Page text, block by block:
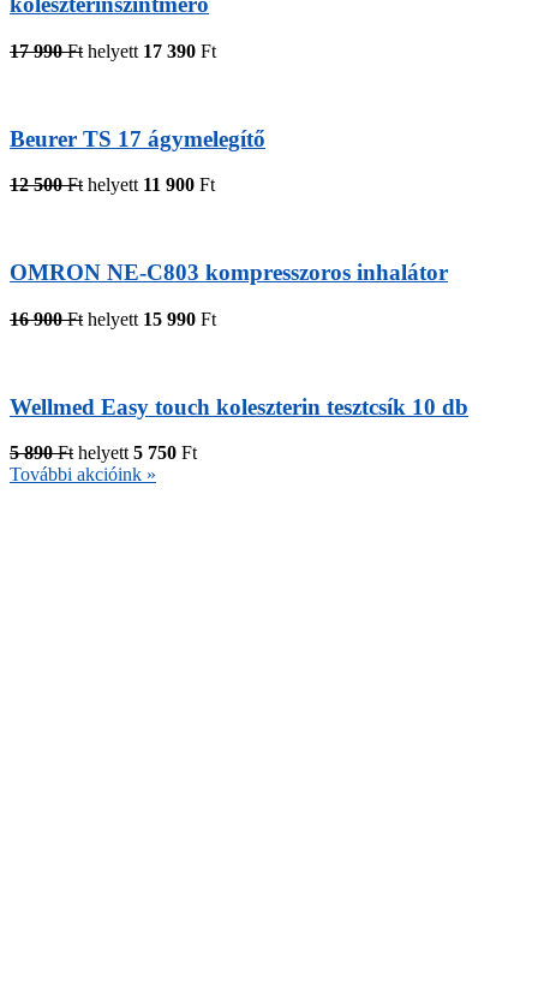
17 990 Ft helyett 17 390 Ft
Beurer TS 17 ágymelegítő
12 500 Fthelyett 11 900 Ft
OMRON NE-C803 kompresszoros inhalátor
16 900 Ft helyett 15 990 Ft
Wellmed Easy touch koleszterin tesztcsík 10 db
5 890 Ft helyett 5 750 Ft
További akcióink »